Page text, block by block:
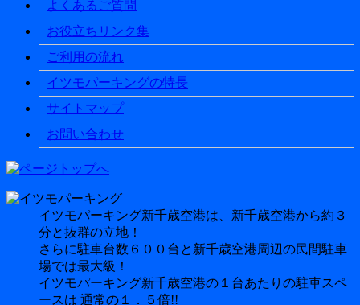
よくあるご質問
お役立ちリンク集
ご利用の流れ
イツモパーキングの特長
サイトマップ
お問い合わせ
イツモパーキング新千歳空港は、新千歳空港から約３
分と抜群の立地！
さらに駐車台数６００台と新千歳空港周辺の民間駐車
場では最大級！
イツモパーキング新千歳空港の１台あたりの駐車スペ
ースは 通常の１．５倍!!